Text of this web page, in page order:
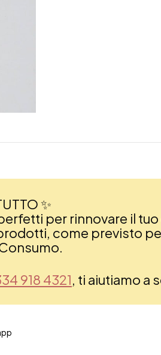
✨
per rinnovare il
come previsto
918 4321, ti aiutiamo a